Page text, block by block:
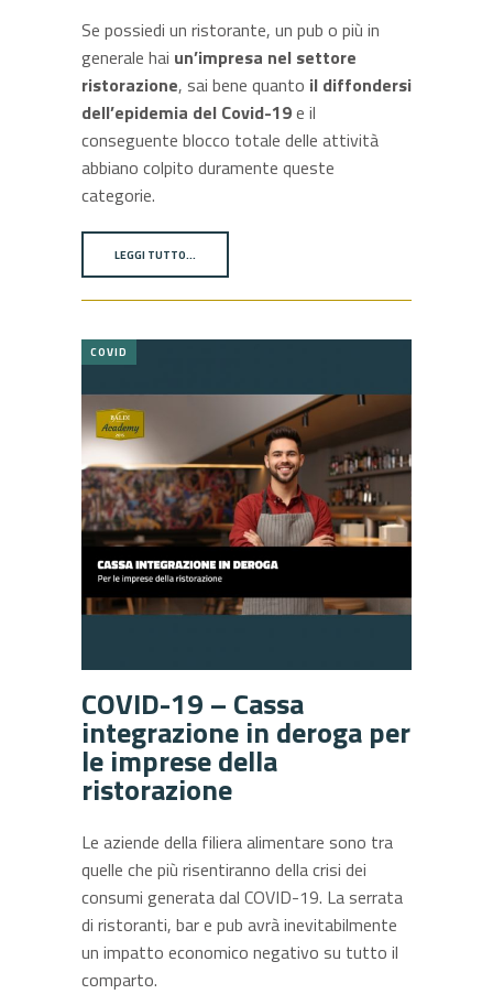
Se possiedi un ristorante, un pub o più in
generale hai un’impresa nel settore
ristorazione, sai bene quanto il diffondersi
dell’epidemia del Covid-19e il
conseguente blocco totale delle attività
abbiano colpito duramente queste
categorie.
LEGGI TUTTO…
COVID
COVID-19 – Cassa
integrazione in deroga per
le imprese della
ristorazione
Le aziende della filiera alimentare sono tra
quelle che più risentiranno della crisi dei
consumi generata dal COVID-19. La serrata
di ristoranti, bar e pub avrà inevitabilmente
un impatto economico negativo su tutto il
comparto.